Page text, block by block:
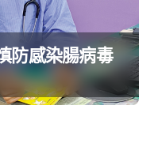
防感染腸病毒